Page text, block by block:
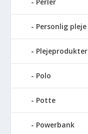
Personlig pleje
Plejeprodukter
Polo
Potte
Powerbank